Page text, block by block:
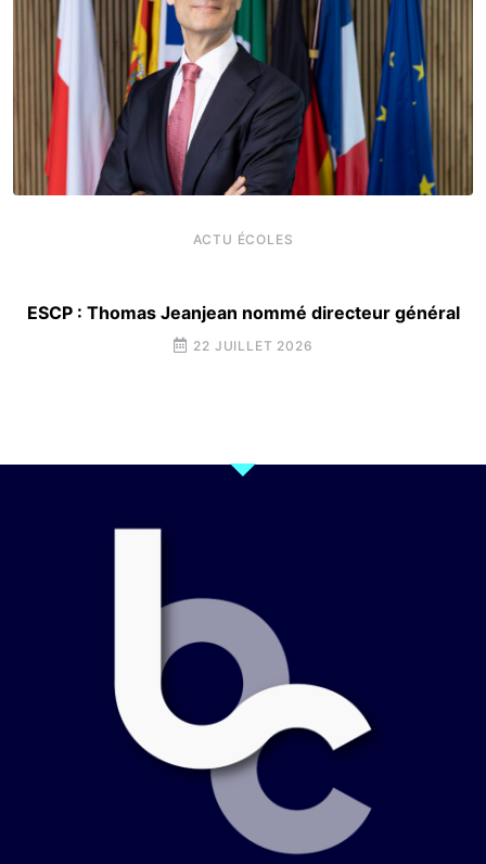
ACTU ÉCOLES
ESCP : Thomas Jeanjean nommé directeur général
22 JUILLET 2026